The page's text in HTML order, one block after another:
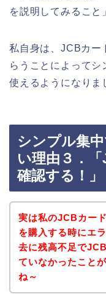
を説明してみること
私自身は、JCBカー
らうことによって
使えるようになりま
シンプル集
い理由３．
確認する！」
実は私のJCBカー
を購入する時にエ
去に残高不足で
ていなかったこと
ね～